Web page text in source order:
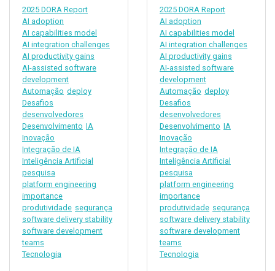
2025 DORA Report
AI adoption
AI capabilities model
AI integration challenges
AI productivity gains
AI-assisted software
development
Automação deploy
Desafios
desenvolvedores
Desenvolvimento IA
Inovação
Integração de IA
Inteligência Artificial
pesquisa
platform engineering
importance
produtividade segurança
software delivery stability
software development
teams
Tecnologia
2025 DORA Report
AI adoption
AI capabilities model
AI integration challenges
AI productivity gains
AI-assisted software
development
Automação deploy
Desafios
desenvolvedores
Desenvolvimento IA
Inovação
Integração de IA
Inteligência Artificial
pesquisa
platform engineering
importance
produtividade segurança
software delivery stability
software development
teams
Tecnologia